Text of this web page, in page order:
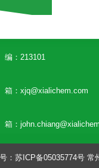
：213101
： xjq@xialichem.com
：
： 苏ICP备05035774号 常